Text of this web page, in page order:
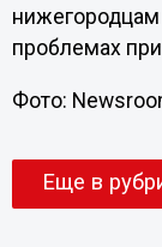
проблемах
Фото:
Еще в